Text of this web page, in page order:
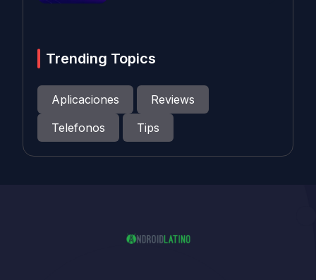
Trending Topics
Aplicaciones
Reviews
Telefonos
Tips